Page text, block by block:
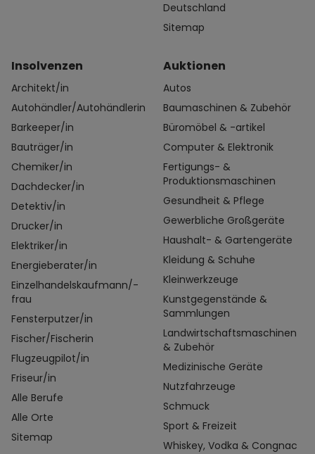
Deutschland
Sitemap
Insolvenzen
Architekt/in
Autohändler/Autohändlerin
Barkeeper/in
Bauträger/in
Chemiker/in
Dachdecker/in
Detektiv/in
Drucker/in
Elektriker/in
Energieberater/in
Einzelhandelskaufmann/-
frau
Fensterputzer/in
Fischer/Fischerin
Flugzeugpilot/in
Friseur/in
Alle Berufe
Alle Orte
Sitemap
Auktionen
Autos
Baumaschinen & Zubehör
Büromöbel & -artikel
Computer & Elektronik
Fertigungs- &
Produktionsmaschinen
Gesundheit & Pflege
Gewerbliche Großgeräte
Haushalt- & Gartengeräte
Kleidung & Schuhe
Kleinwerkzeuge
Kunstgegenstände &
Sammlungen
Landwirtschaftsmaschinen
& Zubehör
Medizinische Geräte
Nutzfahrzeuge
Schmuck
Sport & Freizeit
Whiskey, Vodka & Congnac